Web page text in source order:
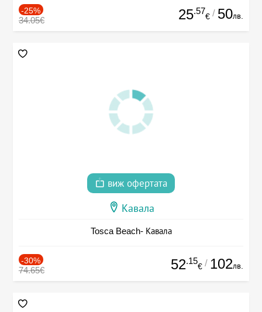
-25%
34.05€ 25.57
€ / 50лв.
виж офертата
Кавала
Tosca Beach- Кавала
-30%
74.65€ 52.15
€ / 102лв.